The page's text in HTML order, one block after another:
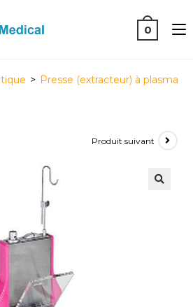
0
> Presse (extracteur) à plasma
Produit suivant